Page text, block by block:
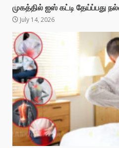
முகத்தில் ஐஸ் கட்டி தேய்ப்பது
July 14, 2026